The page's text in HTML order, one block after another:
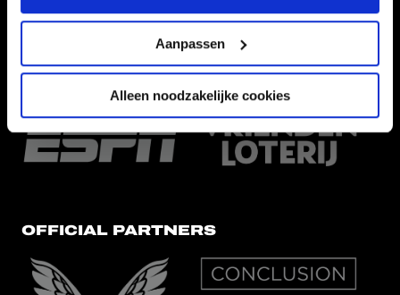
Aanpassen
Alleen noodzakelijke cookies
EREDIVISIEPARTNERS
OFFICIAL PARTNERS